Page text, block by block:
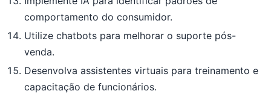
comportamento do consumidor.
Utilize chatbots para melhorar o suporte pós-
venda.
Desenvolva assistentes virtuais para treinamento e
capacitação de funcionários.